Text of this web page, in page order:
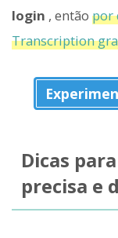
login , então por
Transcription
Dicas
precisa e